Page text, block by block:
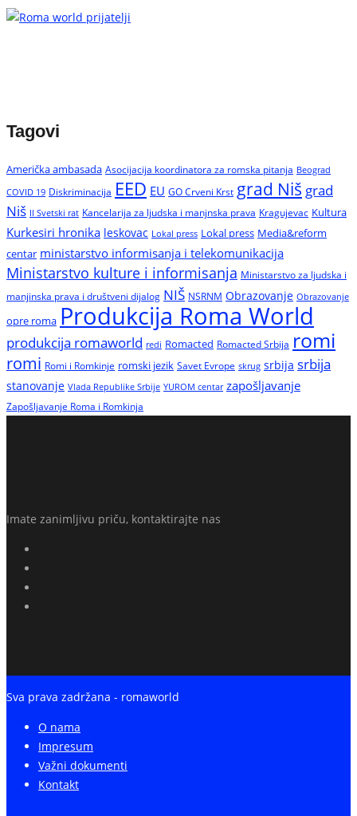
Tagovi
Američka ambasada Asocijacija koordinatora za romska pitanja Beograd
COVID 19 Diskriminacija EED EU GO Crveni Krst grad Niš grad
Niš II Svetski rat Kancelarija za ljudska i manjnska prava Kragujevac Kultura
Kurkesiri hronika leskovac Lokal press Lokal press Media&reform
centar ministarstvo informisanja i telekomunikacija
Ministarstvo kulture i informisanja Ministarstvo za ljudska i
manjinska prava i društveni dijalog NIŠ NSRNM Obrazovanje Obrazovanje
opre roma Produkcija Roma World
produkcija romaworld redi Romacted Romacted Srbija romi
romi Romi i Romkinje romski jezik Savet Evrope skrug srbija srbija
stanovanje Vlada Republike Srbije YUROM centar zapošljavanje
Zapošljavanje Roma i Romkinja
Imate zanimljivu priču, kontaktirajte nas
Sva prava zadržana - romaworld
O nama
Impresum
Važni dokumenti
Kontakt